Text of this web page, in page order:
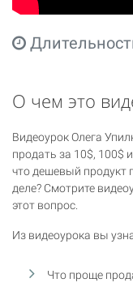
О чем это
Видеоурок Олега
продать за 10$, 100$
что дешевый продукт
деле? Смотрите
этот вопрос.
Из видеоурока вы
Что проще